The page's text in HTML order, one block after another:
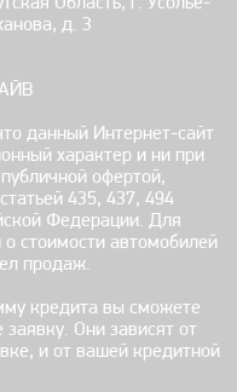
д. 3
данный Интернет-сайт
характер и ни при
офертой,
435, 437, 494
Федерации. Для
стоимости автомобилей
продаж.
кредита вы сможете
заявку. Они зависят от
и от вашей кредитной